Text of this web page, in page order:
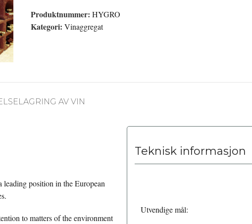
Produktnummer: HYGRO
Kategori: Vinaggregat
LAGRING AV VIN
leading position in the European
to matters of the environment
Teknisk informasjon
Utvendige mål: